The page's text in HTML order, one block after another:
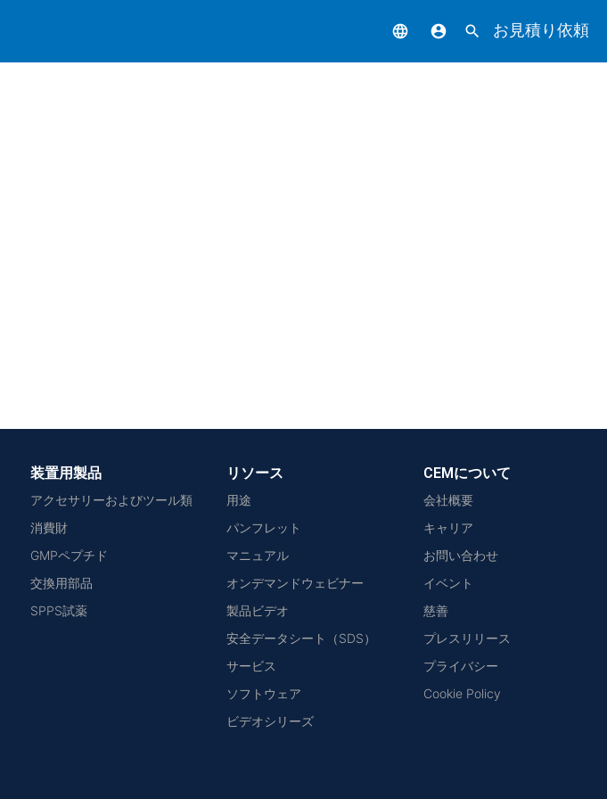
language account_circle search お見積り依頼
装置用製品
アクセサリーおよびツール類
消費財
GMPペプチド
交換用部品
SPPS試薬
リソース
用途
パンフレット
マニュアル
オンデマンドウェビナー
製品ビデオ
安全データシート（SDS）
サービス
ソフトウェア
ビデオシリーズ
CEMについて
会社概要
キャリア
お問い合わせ
イベント
慈善
プレスリリース
プライバシー
Cookie Policy